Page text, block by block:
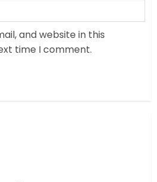
and website in this
time I comment.
सरकारी दफ्तरों में जनसेवा कम,
का अपमान ज्यादा? जनता के